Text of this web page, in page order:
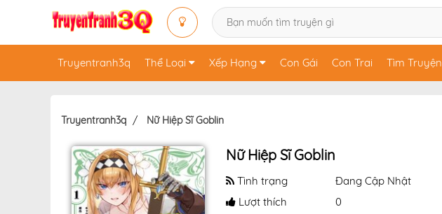
Truyentranh3q Thể Loại Xếp Hạng Con Gái Con Trai Tìm Truyện
Truyentranh3q Nữ Hiệp Sĩ Goblin
Nữ Hiệp Sĩ Goblin
Tình trạng
Đang Cập Nhật
Lượt thích
0